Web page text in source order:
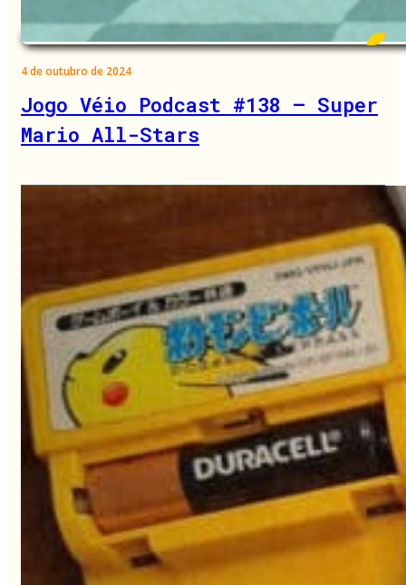
4 de outubro de 2024
Jogo Véio Podcast #138 – Super
Mario All-Stars